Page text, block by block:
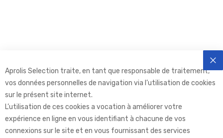
Aprolis Selection traite, en tant que responsable de traitement,
vos données personnelles de navigation via l’utilisation de cookies
sur le présent site internet.
L’utilisation de ces cookies a vocation à améliorer votre
expérience en ligne en vous identifiant à chacune de vos
connexions sur le site et en vous fournissant des services